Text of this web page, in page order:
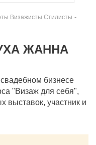
Визажисты Стилисты -
ЖАННА
бизнесе
"Визаж для себя",
выставок, участник и